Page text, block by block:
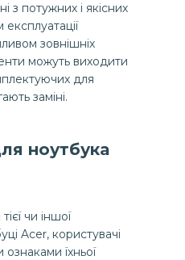
з потужних і якісних
зовнішніх
можуть виходити
для
заміні.
ноутбука
чи іншої
Acer, користувачі
ознаками їхньої